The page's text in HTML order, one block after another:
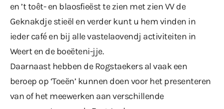
en ’t toêt- en blaosfieëst te zien met zien VV de
Geknakdje stieël en verder kunt u hem vinden in
ieder café en bij alle vastelaovendj activiteiten in
Weert en de boeëteni-jje.
Daarnaast hebben de Rogstaekers al vaak een
beroep op ‘Toeën’ kunnen doen voor het presenteren
van of het meewerken aan verschillende